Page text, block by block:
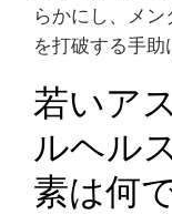
らかにし、メ
を打破する手助
若いア
ルヘル
素は何